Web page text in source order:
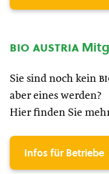
bio austria
Sie sind noch kein
aber eines werden?
Hier finden Sie
Infos für Betriebe